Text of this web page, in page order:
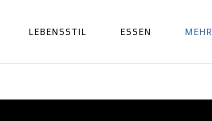
LEBENSSTIL ESSEN MEHR